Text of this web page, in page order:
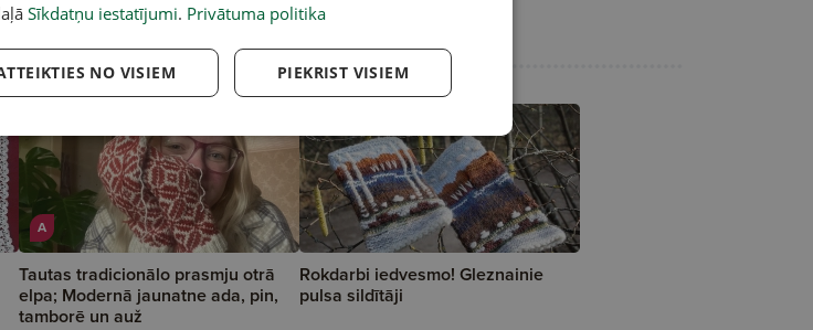
A
Tautas tradicionālo prasmju otrā
elpa; Modernā jaunatne ada, pin,
tamborē un auž
Rokdarbi iedvesmo! Gleznainie
pulsa sildītāji
Sīkdatņu iestatījumi. Privātuma politika
PIEKRIST VISIEM
NO VISIEM